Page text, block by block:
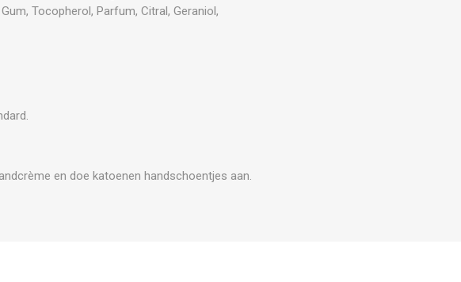
Tocopherol, Parfum, Citral, Geraniol,
en doe katoenen handschoentjes aan.